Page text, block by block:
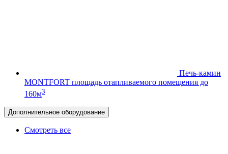
Печь-камин
MONTFORT площадь отапливаемого помещения до
160м3
Дополнительное оборудование
Смотреть все